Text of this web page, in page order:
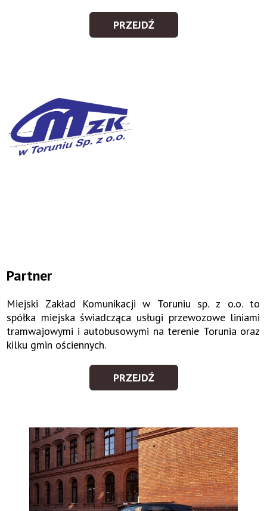
PRZEJDŹ
PARTNER
Partner
Miejski Zakład Komunikacji w Toruniu sp. z o.o. to
spółka miejska świadcząca usługi przewozowe liniami
tramwajowymi i autobusowymi na terenie Torunia oraz
kilku gmin ościennych.
PRZEJDŹ
PARTNER